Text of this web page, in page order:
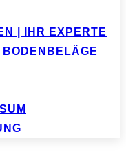
| IHR EXPERTE
BODENBELÄGE